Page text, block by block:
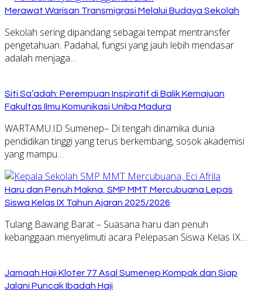
Merawat Warisan Transmigrasi Melalui Budaya Sekolah
Sekolah sering dipandang sebagai tempat mentransfer
pengetahuan. Padahal, fungsi yang jauh lebih mendasar
adalah menjaga…
Siti Sa’adah: Perempuan Inspiratif di Balik Kemajuan
Fakultas Ilmu Komunikasi Uniba Madura
WARTAMU.ID Sumenep– Di tengah dinamika dunia
pendidikan tinggi yang terus berkembang, sosok akademisi
yang mampu…
Haru dan Penuh Makna, SMP MMT Mercubuana Lepas
Siswa Kelas IX Tahun Ajaran 2025/2026
Tulang Bawang Barat – Suasana haru dan penuh
kebanggaan menyelimuti acara Pelepasan Siswa Kelas IX…
Jamaah Haji Kloter 77 Asal Sumenep Kompak dan Siap
Jalani Puncak Ibadah Haji